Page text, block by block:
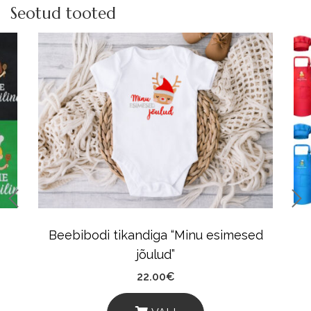
Seotud tooted
Beebibodi tikandiga “Minu esimesed
jõulud”
22.00€